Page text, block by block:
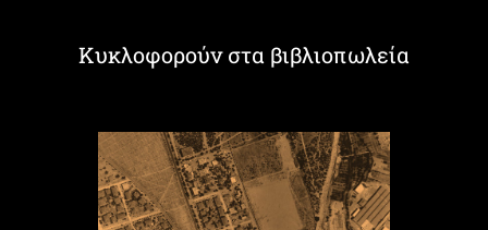
Κυκλοφορούν στα βιβλιοπωλεία